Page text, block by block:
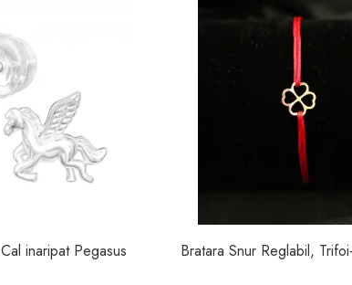
Cercei Argint 925- Cal inaripat Pegasus Bratara Snur Reglabil,